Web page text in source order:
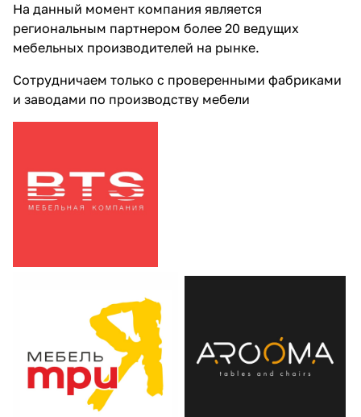
На данный момент компания является
региональным партнером более 20 ведущих
мебельных производителей на рынке.
Сотрудничаем только с проверенными фабриками
и заводами по производству мебели